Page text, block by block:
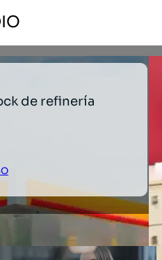
de refinería